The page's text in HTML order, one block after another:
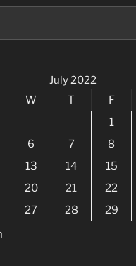
July 2022
W T F
1
6 7 8
13 14 15
20 21 22
27 28 29